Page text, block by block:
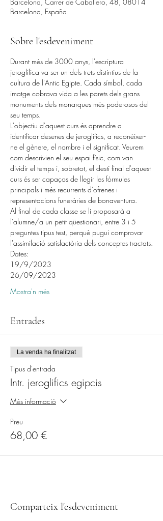
Barcelona, España
Sobre l'esdeveniment
Durant més de 3000 anys, l'escriptura
jeroglífica va ser un dels trets distintius de la
cultura de l'Antic Egipte. Cada símbol, cada
imatge cobrava vida a les parets dels grans
monuments dels monarques més poderosos del
seu temps.
L'objectiu d'aquest curs és aprendre a
identificar desenes de jeroglífics, a reconèixer-
ne el gènere, el nombre i el significat. Veurem
com descrivien el seu espai físic, com van
dividir el temps i, sobretot, el destí final d'aquest
curs és ser capaços de llegir les fórmules
principals i més recurrents d'ofrenes i
representacions funeràries de bonaventura.
Al final de cada classe se li proposarà a
l'alumne/a un petit qüestionari, entre 3 i 5
preguntes tipus test, perquè pugui comprovar
l'assimilació satisfactòria dels conceptes tractats.
Dates:
19/9/2023
26/09/2023
Mostra'n més
Entrades
La venda ha finalitzat
Tipus d'entrada
Intr. jeroglifics egipcis
Més informació
Preu
68,00 €
Comparteix l'esdeveniment